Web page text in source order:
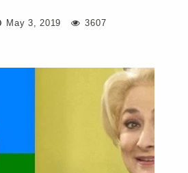
May 3, 2019 3607